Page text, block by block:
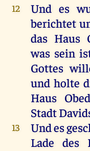
12 Und es
berichtet
das Haus
was sein
Gottes
und holte
Haus
Stadt
13 Undes
Lade des